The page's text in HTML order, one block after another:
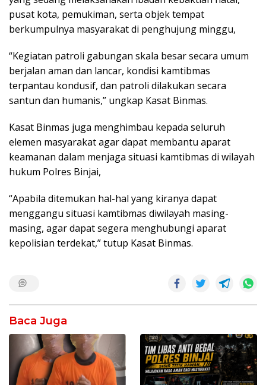
pusat kota, pemukiman, serta objek tempat
berkumpulnya masyarakat di penghujung minggu,
“Kegiatan patroli gabungan skala besar secara umum
berjalan aman dan lancar, kondisi kamtibmas
terpantau kondusif, dan patroli dilakukan secara
santun dan humanis,” ungkap Kasat Binmas.
Kasat Binmas juga menghimbau kepada seluruh
elemen masyarakat agar dapat membantu aparat
keamanan dalam menjaga situasi kamtibmas di wilayah
hukum Polres Binjai,
“Apabila ditemukan hal-hal yang kiranya dapat
menggangu situasi kamtibmas diwilayah masing-
masing, agar dapat segera menghubungi aparat
kepolisian terdekat,” tutup Kasat Binmas.
Baca Juga